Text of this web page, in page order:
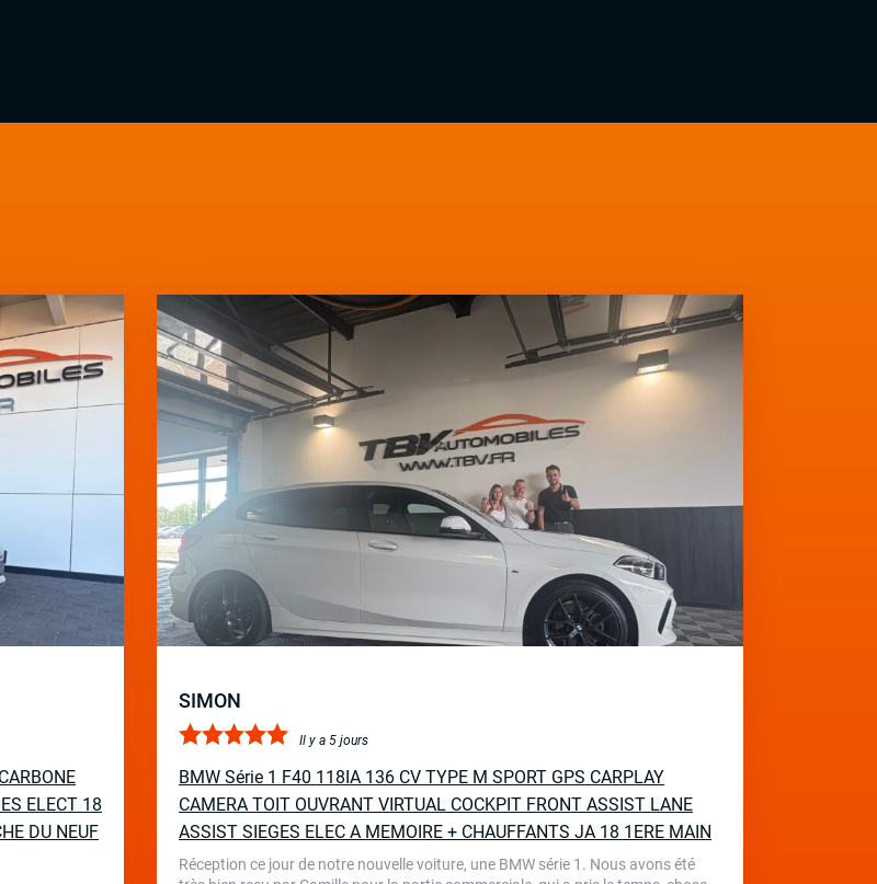
ELECT 18
DU NEUF
SIMON
Il y a 5 jours
BMW Série 1 F40 118IA 136 CV TYPE M SPORT GPS CARPLAY
CAMERA TOIT OUVRANT VIRTUAL COCKPIT FRONT ASSIST LANE
ASSIST SIEGES ELEC A MEMOIRE + CHAUFFANTS JA 18 1ERE MAIN
Réception ce jour de notre nouvelle voiture, une BMW série 1. Nous avons été